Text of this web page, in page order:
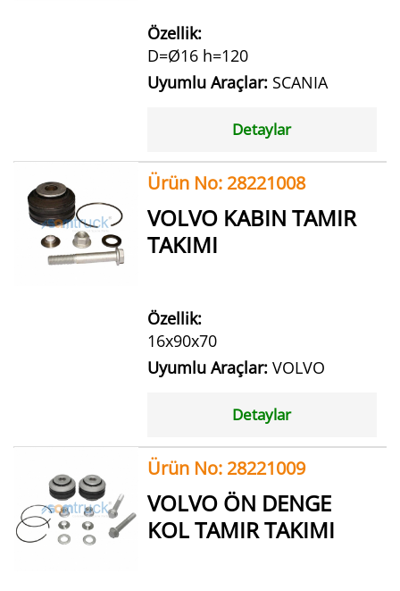
Özellik:
D=Ø16 h=120
Uyumlu Araçlar: SCANIA
Detaylar
Ürün No: 28221008
VOLVO KABIN TAMIR
TAKIMI
Özellik:
16x90x70
Uyumlu Araçlar: VOLVO
Detaylar
Ürün No: 28221009
VOLVO ÖN DENGE
KOL TAMIR TAKIMI